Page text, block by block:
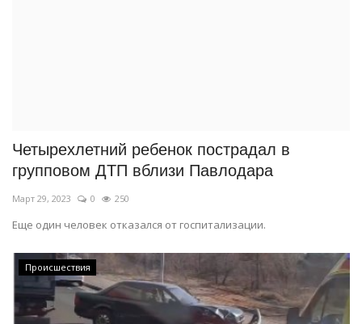
Четырехлетний ребенок пострадал в
групповом ДТП вблизи Павлодара
Март 29, 2023 0 250
Еще один человек отказался от госпитализации.
Происшествия